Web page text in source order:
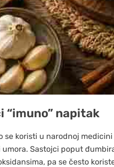
“imuno” napitak
se koristi u narodnoj
Sastojci poput
pa se često